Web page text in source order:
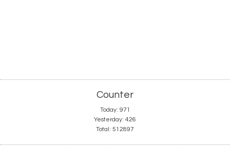
Counter
Today: 971
Yesterday: 426
Total: 512897